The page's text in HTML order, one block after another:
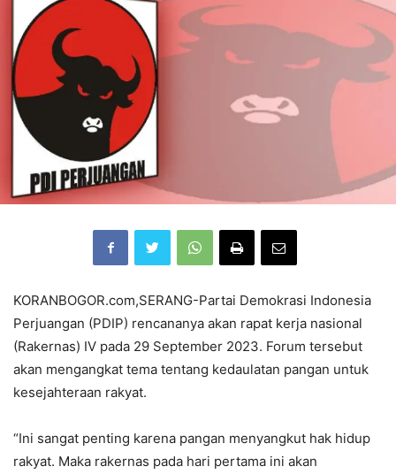
KORANBOGOR.com,SERANG-Partai Demokrasi Indonesia
Perjuangan (PDIP) rencananya akan rapat kerja nasional
(Rakernas) IV pada 29 September 2023. Forum tersebut
akan mengangkat tema tentang kedaulatan pangan untuk
kesejahteraan rakyat.
“Ini sangat penting karena pangan menyangkut hak hidup
rakyat. Maka rakernas pada hari pertama ini akan